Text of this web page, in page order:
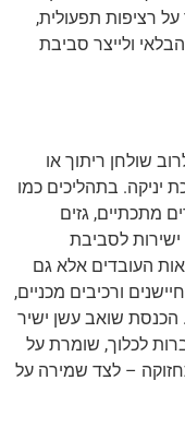
רציפות תפעולית,
ולייצר סביבת
שולחן ריתוך או
יניקה. בתהליכים כמו
מתכתיים, גזים
ישירות לסביבת
העובדים אלא גם
ורכיבים מכניים,
הכנסת שואב עשן ישיר
לכלוך, שומרת על
– לצד שמירה על